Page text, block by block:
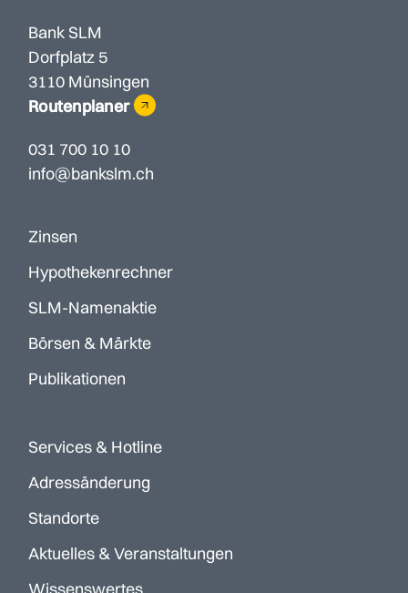
Bank SLM
Dorfplatz 5
3110 Münsingen
Routenplaner
031 700 10 10
info@bankslm.ch
Zinsen
Hypothekenrechner
SLM-Namenaktie
Börsen & Märkte
Publikationen
Services & Hotline
Adressänderung
Standorte
Aktuelles & Veranstaltungen